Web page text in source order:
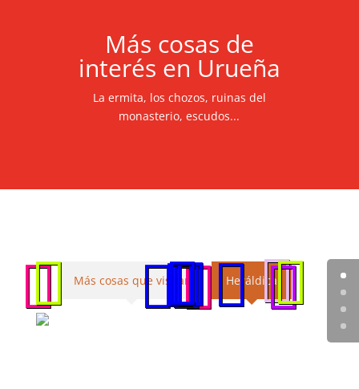
Más cosas de
interés en Urueña
La ermita, los chozos, ruinas del
monasterio, escudos...
Más cosas que visitar Heráldica